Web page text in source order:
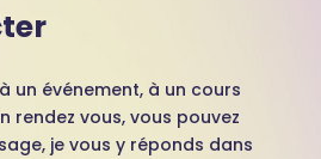
un événement, à un cours
rendez vous, vous pouvez
je vous y réponds dans